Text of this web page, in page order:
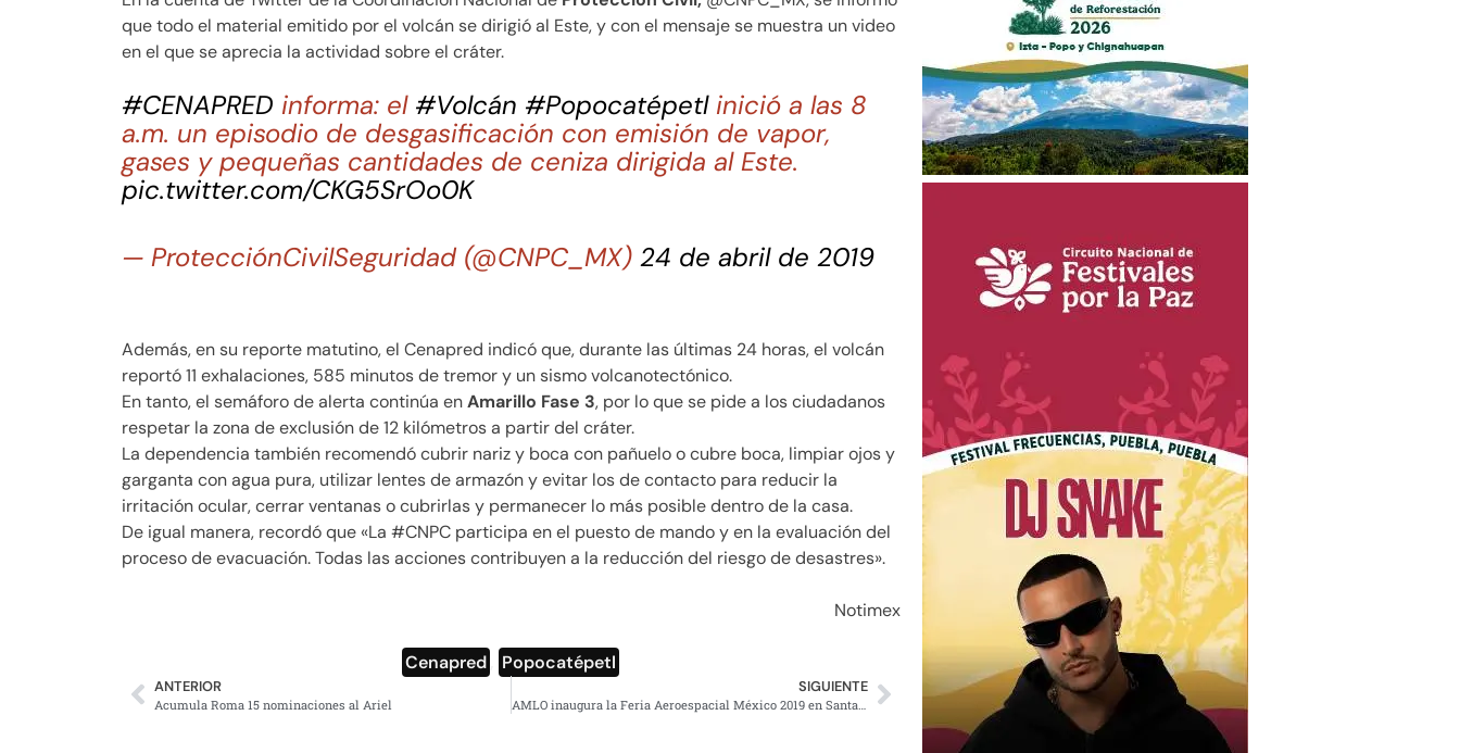
que todo el material emitido por el volcán se dirigió al Este, y con el mensaje se muestra un video
en el que se aprecia la actividad sobre el cráter.
#CENAPRED informa: el #Volcán #Popocatépetlinició a las 8
a.m. un episodio de desgasificación con emisión de vapor,
gases y pequeñas cantidades de ceniza dirigida al Este.
pic.twitter.com/CKG5SrOo0K
— ProtecciónCivilSeguridad (@CNPC_MX) 24 de abril de 2019
Además, en su reporte matutino, el Cenapred indicó que, durante las últimas 24 horas, el volcán
reportó 11 exhalaciones, 585 minutos de tremor y un sismo volcanotectónico.
En tanto, el semáforo de alerta continúa enAmarillo Fase 3, por lo que se pide a los ciudadanos
respetar la zona de exclusión de 12 kilómetros a partir del cráter.
La dependencia también recomendó cubrir nariz y boca con pañuelo o cubre boca, limpiar ojos y
garganta con agua pura, utilizar lentes de armazón y evitar los de contacto para reducir la
irritación ocular, cerrar ventanas o cubrirlas y permanecer lo más posible dentro de la casa.
De igual manera, recordó que «La #CNPC participa en el puesto de mando y en la evaluación del
proceso de evacuación. Todas las acciones contribuyen a la reducción del riesgo de desastres».
Notimex
Cenapred Popocatépetl
ANTERIOR
Acumula Roma 15 nominaciones al Ariel
SIGUIENTE
AMLO inaugura la Feria Aeroespacial México 2019 en Santa Lucía